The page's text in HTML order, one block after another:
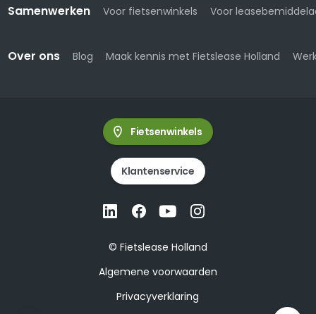
Samenwerken Voor fietsenwinkels Voor
Over ons Blog Maak kennis met Fietslease Holland
Fietsenwinkels
Klantenservice
© Fietslease Holland
Algemene voorwaarden
Privacyverklaring